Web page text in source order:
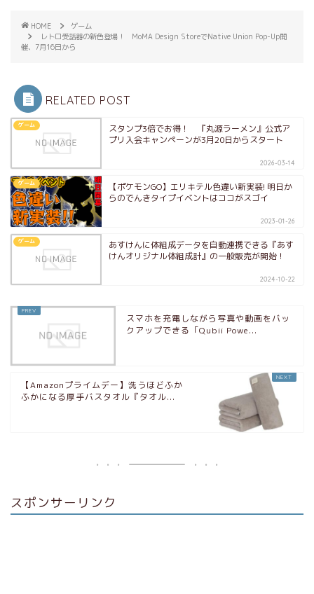
HOME
ゲーム
レトロ受話器の新色登場！ MoMA Design StoreでNative Union Pop-Up開
催、7月16日から
RELATED POST
ゲーム
スタンプ3倍でお得！ 『丸源ラーメン』公式ア
プリ入会キャンペーンが3月20日からスタート
2026-03-14
ゲーム
【ポケモンGO】エリキテル色違い新実装! 明日か
らのでんきタイプイベントはココがスゴイ
2023-01-26
ゲーム
あすけんに体組成データを自動連携できる『あす
けんオリジナル体組成計』の一般販売が開始！
2024-10-22
スマホを充電しながら写真や動画をバッ
クアップできる「Qubii Powe...
【Amazonプライムデー】洗うほどふか
ふかになる厚手バスタオル『タオル...
スポンサーリンク